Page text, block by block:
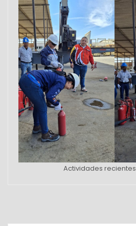
Actividades recientes